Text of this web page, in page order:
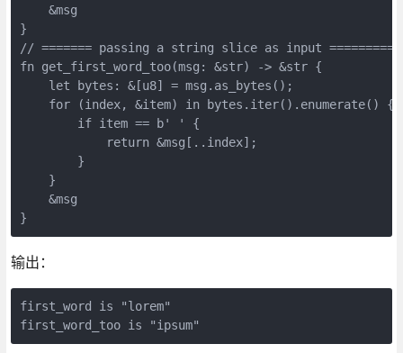
    &msg
}
// ======= passing a string slice as input
fn get_first_word_too(msg: &str) -> &str {
    let bytes: &[u8] = msg.as_bytes();
    for (index, &item) in bytes.iter().enumerate() {
        if item == b' ' {
            return &msg[..index];
        }
    }
    &msg
输出：
first_word is "lorem"